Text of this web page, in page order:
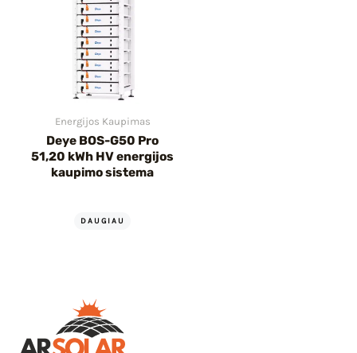
Energijos Kaupimas
Deye BOS-G50 Pro
51,20 kWh HV energijos
kaupimo sistema
DAUGIAU